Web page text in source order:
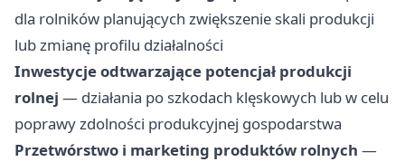
dla rolników planujących zwiększenie skali produkcji
lub zmianę profilu działalności
Inwestycje odtwarzające potencjał produkcji
rolnej — działania po szkodach klęskowych lub w celu
poprawy zdolności produkcyjnej gospodarstwa
Przetwórstwo i marketing produktów rolnych —